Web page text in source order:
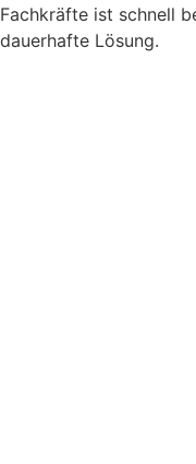
Fachkräfte ist schnell
dauerhafte Lösung.